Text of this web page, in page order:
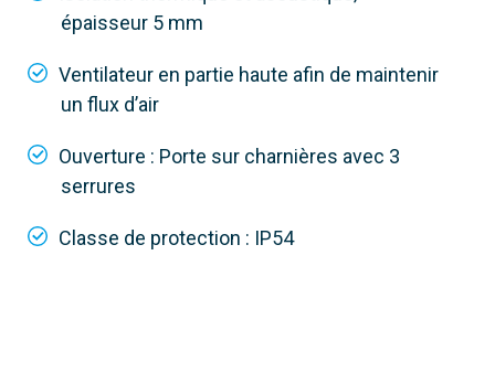
épaisseur 5 mm
Ventilateur en partie haute afin de maintenir
un flux d’air
Ouverture : Porte sur charnières avec 3
serrures
Classe de protection : IP54